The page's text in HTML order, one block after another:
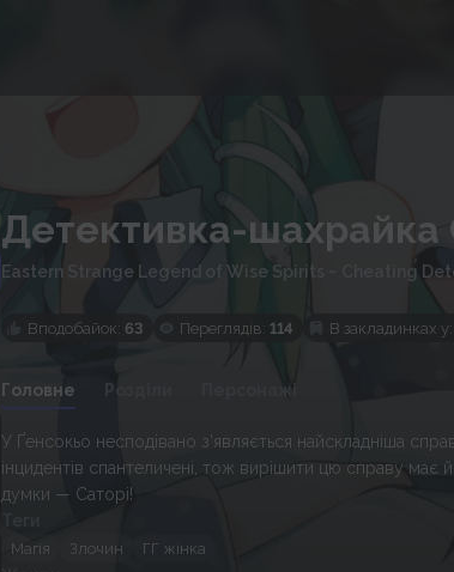
Детективка-шахрайка
Eastern Strange Legend of Wise Spirits ~ Cheating
Вподобайок: 63 Переглядів: 114 В закладинках у:
Головне Розділи Персонажі
У Ґенсокьо несподівано з'являється найскладніша
інцидентів спантеличені, тож вирішити цю справу має
думки — Саторі!
Магія Злочин ГГ жінка